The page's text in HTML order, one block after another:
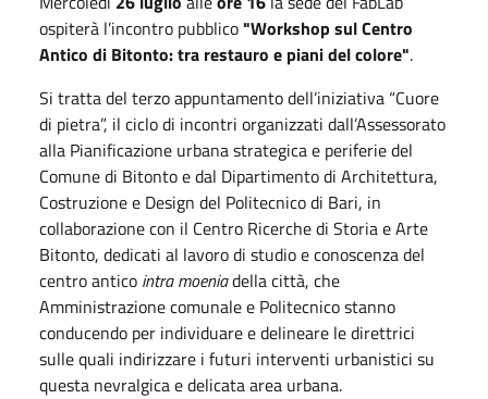
ospiterà l’incontro pubblico"Workshop sul Centro
Antico di Bitonto: tra restauro e piani del colore".
Si tratta del terzo appuntamento dell’iniziativa “Cuore
di pietra”, il ciclo di incontri organizzati dall’Assessorato
alla Pianificazione urbana strategica e periferie del
Comune di Bitonto e dal Dipartimento di Architettura,
Costruzione e Design del Politecnico di Bari, in
collaborazione con il Centro Ricerche di Storia e Arte
Bitonto, dedicati al lavoro di studio e conoscenza del
centro antico intra moeniadella città, che
Amministrazione comunale e Politecnico stanno
conducendo per individuare e delineare le direttrici
sulle quali indirizzare i futuri interventi urbanistici su
questa nevralgica e delicata area urbana.